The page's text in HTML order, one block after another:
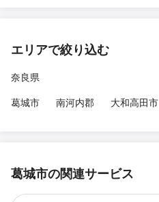
エリアで絞り込む
奈良県
葛城市
南河内郡 大和高田市
葛城市の関連サービス